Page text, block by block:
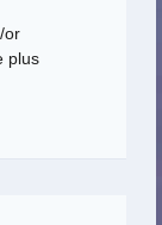
or
plus